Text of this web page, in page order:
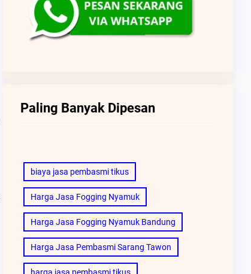
Paling Banyak Dipesan
biaya jasa pembasmi tikus
Harga Jasa Fogging Nyamuk
Harga Jasa Fogging Nyamuk Bandung
Harga Jasa Pembasmi Sarang Tawon
harga jasa pembasmi tikus